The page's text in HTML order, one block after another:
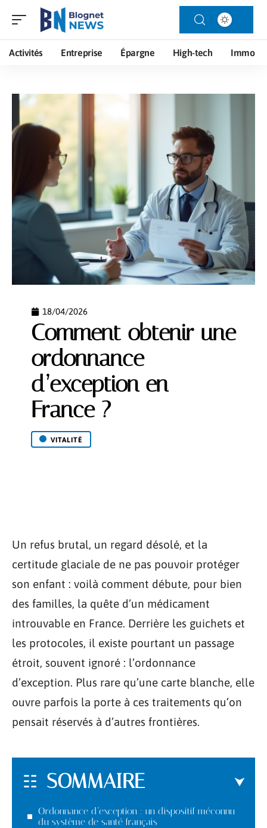
Activités Entreprise Épargne High-tech Immo
18/04/2026
Comment obtenir une
ordonnance
d’exception en
France ?
VITALITÉ
Un refus brutal, un regard désolé, et la
certitude glaciale de ne pas pouvoir protéger
son enfant : voilà comment débute, pour bien
des familles, la quête d’un médicament
introuvable en France. Derrière les guichets et
les protocoles, il existe pourtant un passage
étroit, souvent ignoré : l’ordonnance
d’exception. Plus rare qu’une carte blanche, elle
ouvre parfois la porte à ces traitements qu’on
pensait réservés à d’autres frontières.
SOMMAIRE
Ordonnance d’exception : un dispositif méconnu
du système de santé français